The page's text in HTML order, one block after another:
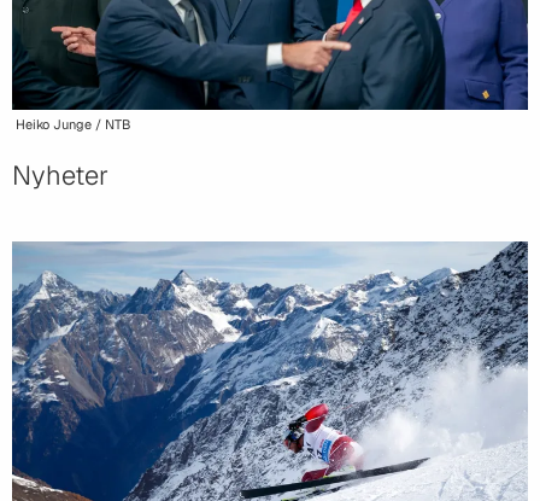
Heiko Junge / NTB
Nyheter